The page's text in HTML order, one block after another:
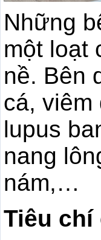
Những
một loạt
nề. Bên
cá, viêm
lupus
nang
nám,…
Tiêu chí